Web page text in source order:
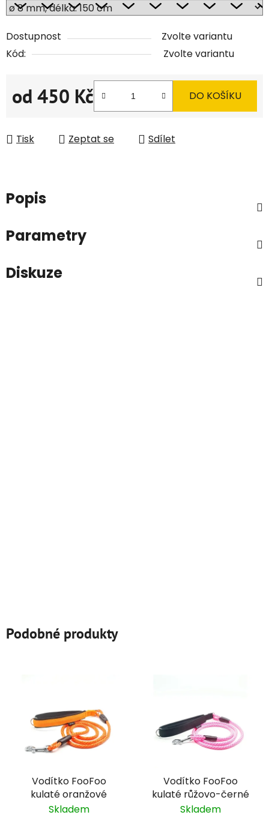
Dostupnost
Zvolte variantu
Kód:
Zvolte variantu
od 450 Kč DO KOŠÍKU
Tisk Zeptat se Sdílet
Popis
Parametry
Diskuze
Podobné produkty
Vodítko FooFoo
kulaté oranžové
Skladem
Vodítko FooFoo
kulaté růžovo-černé
Skladem